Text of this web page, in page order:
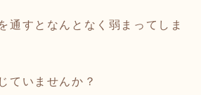
通すとなんとなく弱まってしま
ていませんか？